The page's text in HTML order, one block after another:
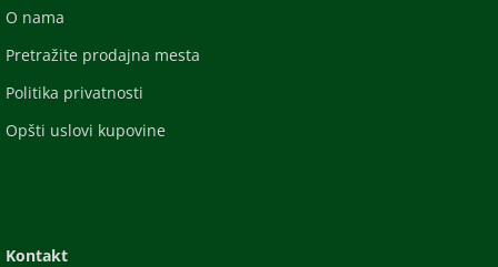
O nama
Pretražite prodajna mesta
Politika privatnosti
Opšti uslovi kupovine
Kontakt